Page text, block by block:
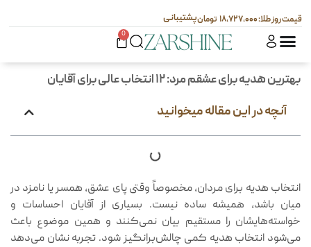
۱۸,۷۲۷,۰۰۰ پشتیبانی
0
بهترین هدیه برای عشقم مرد: ۱۲ انتخاب عالی برای آقایان
آنچه در این مقاله میخوانید
انتخاب هدیه برای مردان، مخصوصاً وقتی پای عشق، همسر یا نامزد در
میان باشد، همیشه ساده نیست. بسیاری از آقایان احساسات و
خواسته‌هایشان را مستقیم بیان نمی‌کنند و همین موضوع باعث
می‌شود انتخاب هدیه کمی چالش‌برانگیز شود. تجربه نشان می‌دهد